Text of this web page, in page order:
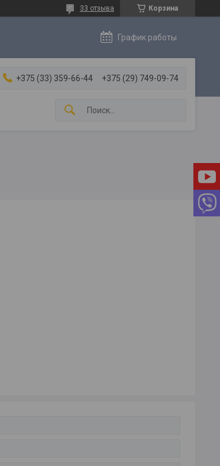
Корзина
33 отзыва
График работы
+375 (33) 359-66-44 +375 (29) 749-09-74